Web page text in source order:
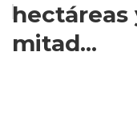
hectáreas
mitad...